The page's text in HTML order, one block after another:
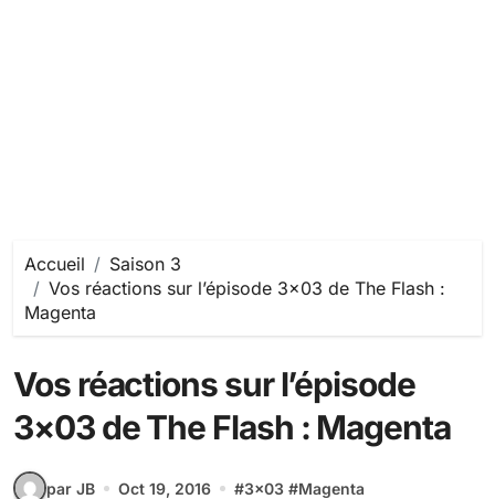
Accueil
Saison 3
Vos réactions sur l’épisode 3×03 de The Flash :
Magenta
Vos réactions sur l’épisode
3×03 de The Flash : Magenta
par JB Oct 19, 2016 #3x03 #Magenta